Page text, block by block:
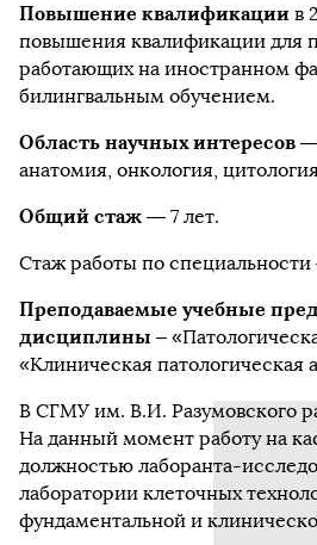
Повышение квалификации в
повышения квалификации для
работающих на иностранном
билингвальным обучением.
Область научных интересов —
анатомия, онкология,
Общий стаж — 7 лет.
Стаж работы по специальности
Преподаваемые учебные
дисциплины –
«Клиническая патологическая
В СГМУ им. В.И. Разумовского
На данный момент работу на
должностью лаборанта-
лаборатории клеточных
фундаментальной и